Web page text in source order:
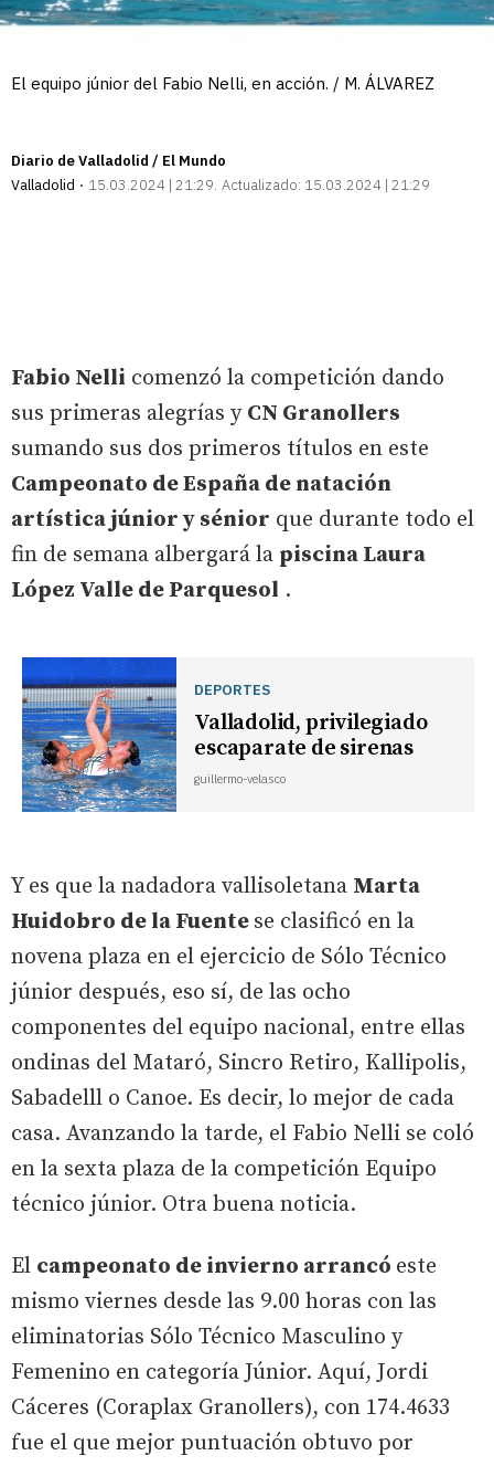
El equipo júnior del Fabio Nelli, en acción. / M. ÁLVAREZ
Diario de Valladolid / El Mundo
Valladolid
15.03.2024 | 21:29 Actualizado: 15.03.2024 | 21:29
Fabio Nelli comenzó la competición dando
sus primeras alegrías y CN Granollers
sumando sus dos primeros títulos en este
Campeonato de España de natación
artística júnior y sénior que durante todo el
fin de semana albergará la piscina Laura
López Valle de Parquesol .
DEPORTES
Valladolid, privilegiado
escaparate de sirenas
guillermo-velasco
Y es que la nadadora vallisoletana Marta
Huidobro de la Fuente se clasificó en la
novena plaza en el ejercicio de Sólo Técnico
júnior después, eso sí, de las ocho
componentes del equipo nacional, entre ellas
ondinas del Mataró, Sincro Retiro, Kallipolis,
Sabadelll o Canoe. Es decir, lo mejor de cada
casa. Avanzando la tarde, el Fabio Nelli se coló
en la sexta plaza de la competición Equipo
técnico júnior. Otra buena noticia.
El campeonato de invierno arrancó este
mismo viernes desde las 9.00 horas con las
eliminatorias Sólo Técnico Masculino y
Femenino en categoría Júnior. Aquí, Jordi
Cáceres (Coraplax Granollers), con 174.4633
fue el que mejor puntuación obtuvo por